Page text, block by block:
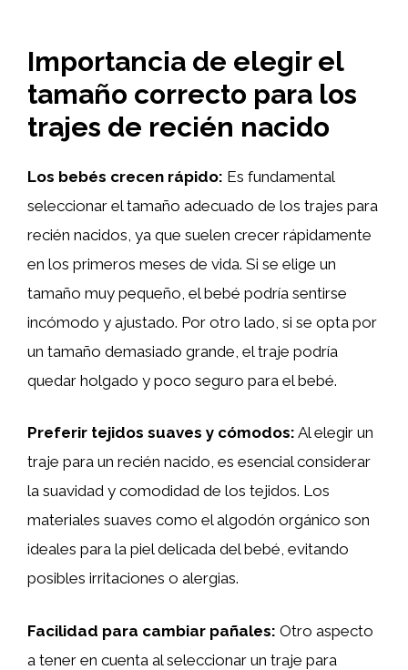
Importancia de elegir el
tamaño correcto para los
trajes de recién nacido
Los bebés crecen rápido: Es fundamental
seleccionar el tamaño adecuado de los trajes para
recién nacidos, ya que suelen crecer rápidamente
en los primeros meses de vida. Si se elige un
tamaño muy pequeño, el bebé podría sentirse
incómodo y ajustado. Por otro lado, si se opta por
un tamaño demasiado grande, el traje podría
quedar holgado y poco seguro para el bebé.
Preferir tejidos suaves y cómodos: Al elegir un
traje para un recién nacido, es esencial considerar
la suavidad y comodidad de los tejidos. Los
materiales suaves como el algodón orgánico son
ideales para la piel delicada del bebé, evitando
posibles irritaciones o alergias.
Facilidad para cambiar pañales: Otro aspecto
a tener en cuenta al seleccionar un traje para